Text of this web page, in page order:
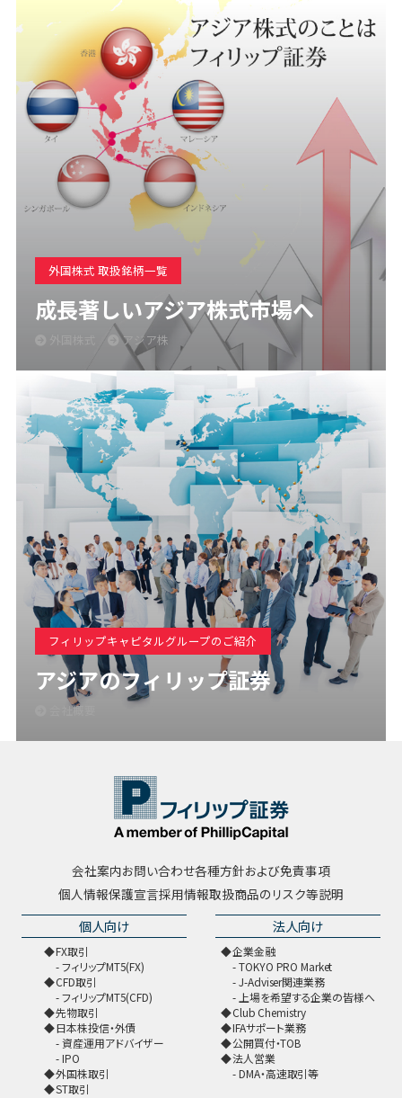
外国株式 取扱銘柄一覧
成長著しいアジア株式市場へ
アジア株
フィリップキャピタルグループのご紹介
アジアのフィリップ証券
会社概要
会社案内お問い合わせ各種方針および免責事項
個人情報保護宣言採用情報取扱商品のリスク等説明
個人向け
FX取引
フィリップMT5(FX)
CFD取引
フィリップMT5(CFD)
先物取引
日本株投信・外債
資産運用アドバイザー
IPO
外国株取引
ST取引
法人向け
企業金融
TOKYO PRO Market
J-Adviser関連業務
上場を希望する企業の皆様へ
Club Chemistry
IFAサポート業務
公開買付・TOB
法人営業
DMA・高速取引等